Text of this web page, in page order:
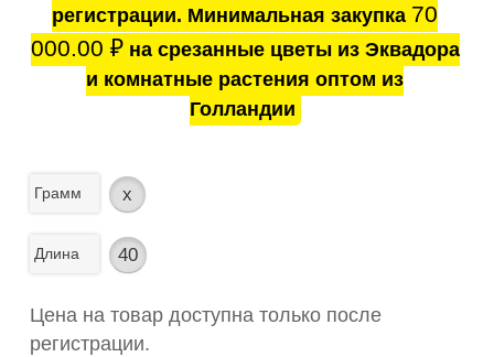
регистрации. Минимальная закупка 70
000.00 ₽на срезанные цветы из Эквадора
и комнатные растения оптом из
Голландии
Грамм x
Длина 40
Цена на товар доступна только после
регистрации.